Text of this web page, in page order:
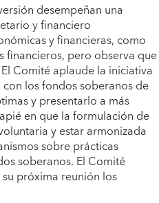
desempeñan una
y financiero
y financieras, como
financieros, pero observa que
Comité aplaude la iniciativa
los fondos soberanos de
y presentarlo a más
en que la formulación de
y estar armonizada
sobre prácticas
soberanos. El Comité
próxima reunión los